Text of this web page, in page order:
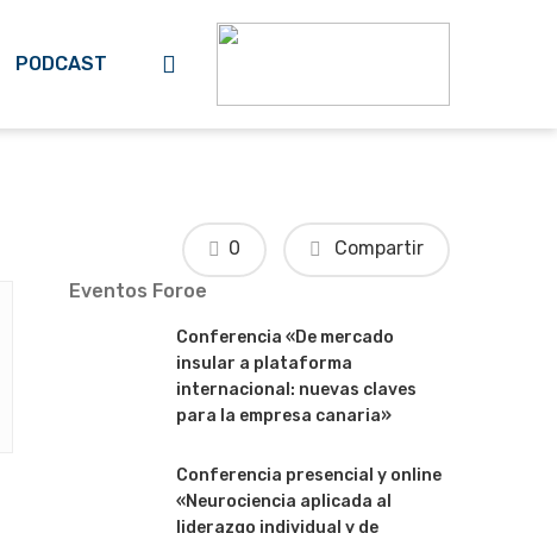
PODCAST
Compartir
0
Eventos Foroe
Conferencia «De mercado
insular a plataforma
internacional: nuevas claves
para la empresa canaria»
Conferencia presencial y online
«Neurociencia aplicada al
liderazgo individual y de